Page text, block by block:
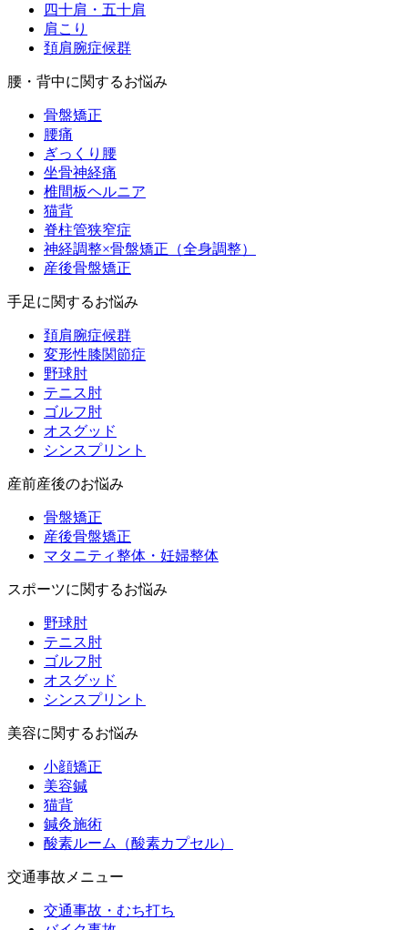
四十肩・五十肩
肩こり
頚肩腕症候群
腰・背中に関するお悩み
骨盤矯正
腰痛
ぎっくり腰
坐骨神経痛
椎間板ヘルニア
猫背
脊柱管狭窄症
神経調整×骨盤矯正（全身調整）
産後骨盤矯正
手足に関するお悩み
頚肩腕症候群
変形性膝関節症
野球肘
テニス肘
ゴルフ肘
オスグッド
シンスプリント
産前産後のお悩み
骨盤矯正
産後骨盤矯正
マタニティ整体・妊婦整体
スポーツに関するお悩み
野球肘
テニス肘
ゴルフ肘
オスグッド
シンスプリント
美容に関するお悩み
小顔矯正
美容鍼
猫背
鍼灸施術
酸素ルーム（酸素カプセル）
交通事故メニュー
交通事故・むち打ち